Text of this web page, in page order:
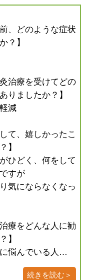
、どのような症状
？】
治療を受けてどの
りましたか？】
減
て、嬉しかったこ
】
ひどく、何をして
すが
気にならなくなっ
療をどんな人に勧
】
悩んでいる人…
続きを読む＞